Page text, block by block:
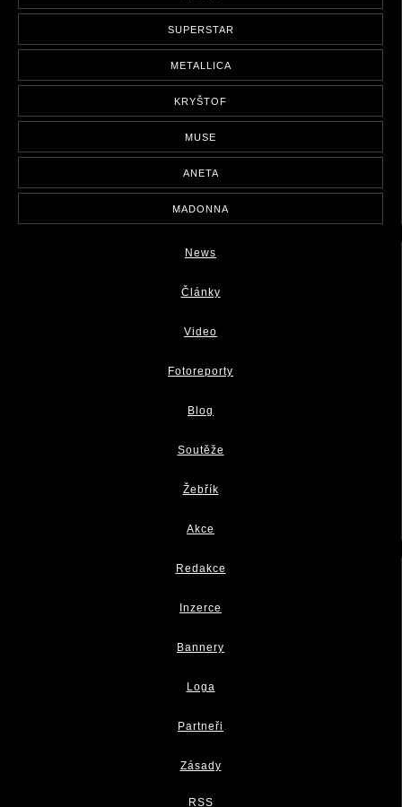
SUPERSTAR
METALLICA
KRYŠTOF
MUSE
ANETA
MADONNA
News
Články
Video
Fotoreporty
Blog
Soutěže
Žebřík
Akce
Redakce
Inzerce
Bannery
Loga
Partneři
Zásady
RSS